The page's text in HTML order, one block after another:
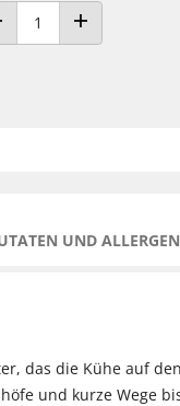
VERRINGERN
ANZAHL
UND
das die Kühe auf
und kurze Wege